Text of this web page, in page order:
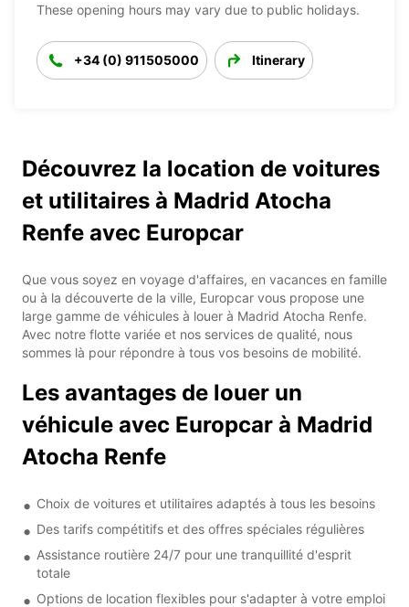
These opening hours may vary due to public holidays.
+34 (0) 911505000 Itinerary
Découvrez la location de voitures
et utilitaires à Madrid Atocha
Renfe avec Europcar
Que vous soyez en voyage d'affaires, en vacances en famille
ou à la découverte de la ville, Europcar vous propose une
large gamme de véhicules à louer à Madrid Atocha Renfe.
Avec notre flotte variée et nos services de qualité, nous
sommes là pour répondre à tous vos besoins de mobilité.
Les avantages de louer un
véhicule avec Europcar à Madrid
Atocha Renfe
Choix de voitures et utilitaires adaptés à tous les besoins
Des tarifs compétitifs et des offres spéciales régulières
Assistance routière 24/7 pour une tranquillité d'esprit
totale
Options de location flexibles pour s'adapter à votre emploi